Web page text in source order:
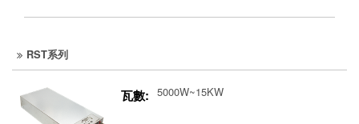
RST系列
瓦數: 5000W~15KW